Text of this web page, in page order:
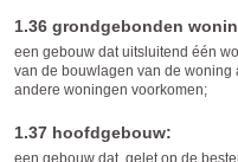
1.36 grondgebonden
een gebouw dat uitsluitend één
van de bouwlagen van de
andere woningen voorkomen;
1.37 hoofdgebouw:
een gebouw dat, gelet op de